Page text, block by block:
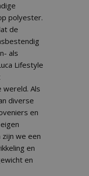
polyester.
de
als
Lifestyle
Als
diverse
en
we een
en
en